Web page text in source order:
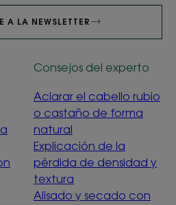
A LA NEWSLETTER
Consejos del experto
Aclarar el cabello rubio
o castaño de forma
natural
Explicación de la
pérdida de densidad y
textura
Alisado y secado con